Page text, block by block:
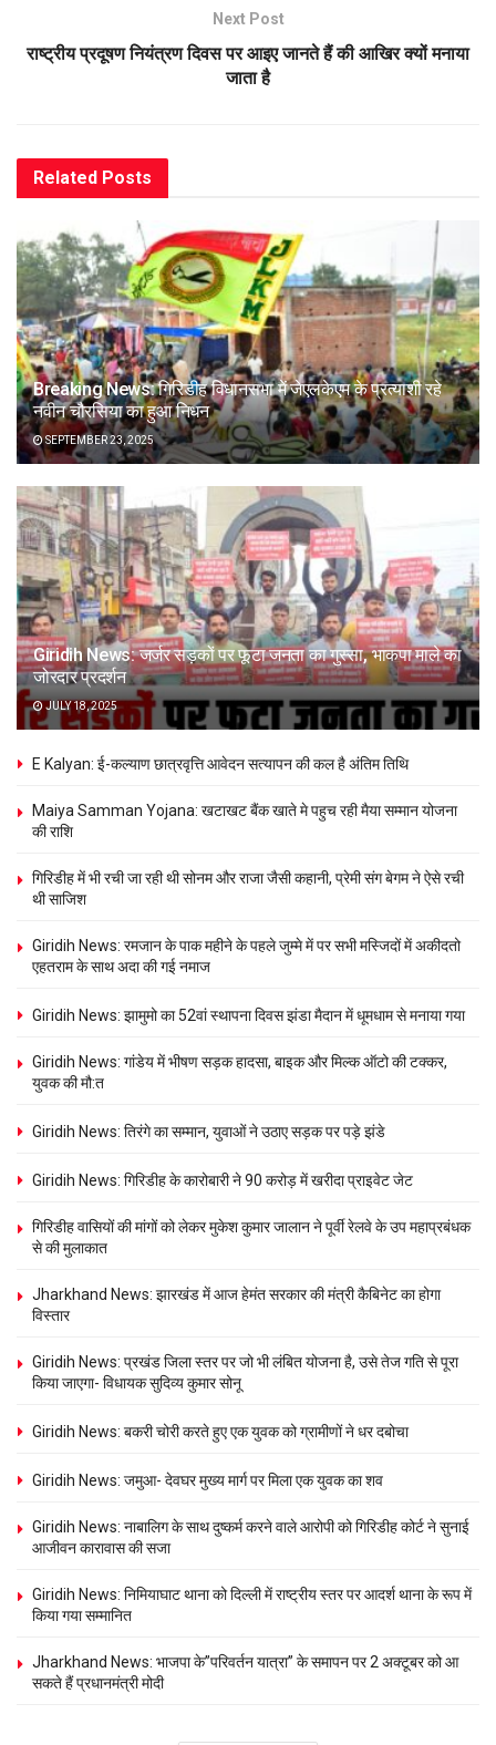
Next Post
राष्ट्रीय प्रदूषण नियंत्रण दिवस पर आइए जानते हैं की आखिर क्यों मनाया
जाता है
Related Posts
Breaking News: गिरिडीह विधानसभा में जेएलकेएम के प्रत्याशी रहे
नवीन चौरसिया का हुआ निधन
SEPTEMBER 23, 2025
Giridih News: जर्जर सड़कों पर फूटा जनता का गुस्सा, भाकपा माले का
जोरदार प्रदर्शन
JULY 18, 2025
E Kalyan: ई-कल्याण छात्रवृत्ति आवेदन सत्यापन की कल है अंतिम तिथि
Maiya Samman Yojana: खटाखट बैंक खाते मे पहुच रही मैया सम्मान योजना
की राशि
गिरिडीह में भी रची जा रही थी सोनम और राजा जैसी कहानी, प्रेमी संग बेगम ने ऐसे रची
थी साजिश
Giridih News: रमजान के पाक महीने के पहले जुम्मे में पर सभी मस्जिदों में अकीदतो
एहतराम के साथ अदा की गई नमाज
Giridih News: झामुमो का 52वां स्थापना दिवस झंडा मैदान में धूमधाम से मनाया गया
Giridih News: गांडेय में भीषण सड़क हादसा, बाइक और मिल्क ऑटो की टक्कर,
युवक की मौ:त
Giridih News: तिरंगे का सम्मान, युवाओं ने उठाए सड़क पर पड़े झंडे
Giridih News: गिरिडीह के कारोबारी ने 90 करोड़ में खरीदा प्राइवेट जेट
गिरिडीह वासियों की मांगों को लेकर मुकेश कुमार जालान ने पूर्वी रेलवे के उप महाप्रबंधक
से की मुलाकात
Jharkhand News: झारखंड में आज हेमंत सरकार की मंत्री कैबिनेट का होगा
विस्तार
Giridih News: प्रखंड जिला स्तर पर जो भी लंबित योजना है, उसे तेज गति से पूरा
किया जाएगा- विधायक सुदिव्य कुमार सोनू
Giridih News: बकरी चोरी करते हुए एक युवक को ग्रामीणों ने धर दबोचा
Giridih News: जमुआ- देवघर मुख्य मार्ग पर मिला एक युवक का शव
Giridih News: नाबालिग के साथ दुष्कर्म करने वाले आरोपी को गिरिडीह कोर्ट ने सुनाई
आजीवन कारावास की सजा
Giridih News: निमियाघाट थाना को दिल्ली में राष्ट्रीय स्तर पर आदर्श थाना के रूप में
किया गया सम्मानित
Jharkhand News: भाजपा के”परिवर्तन यात्रा” के समापन पर 2 अक्टूबर को आ
सकते हैं प्रधानमंत्री मोदी